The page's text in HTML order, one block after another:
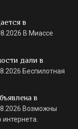
в
В Миассе
дали в
Беспилотная
в
Возможны